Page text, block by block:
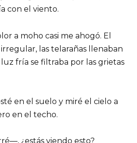
con el viento.
a moho casi me ahogó. El
las telarañas llenaban
luz fría se filtraba por las grietas
en el suelo y miré el cielo a
en el techo.
¿estás viendo esto?